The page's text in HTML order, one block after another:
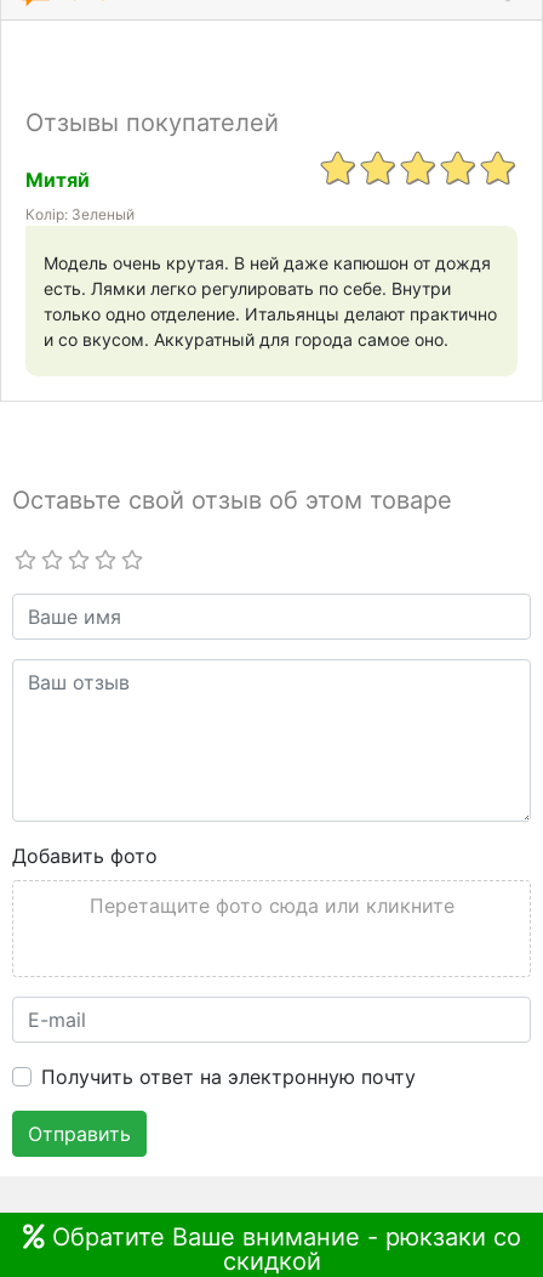
Отзывы покупателей
Митяй
Колір: Зеленый
Модель очень крутая. В ней даже капюшон от дождя
есть. Лямки легко регулировать по себе. Внутри
только одно отделение. Итальянцы делают практично
и со вкусом. Аккуратный для города самое оно.
Оставьте свой отзыв об этом товаре
Добавить фото
Перетащите фото сюда или кликните
Получить ответ на электронную почту
Отправить
Обратите Ваше внимание - рюкзаки со
скидкой